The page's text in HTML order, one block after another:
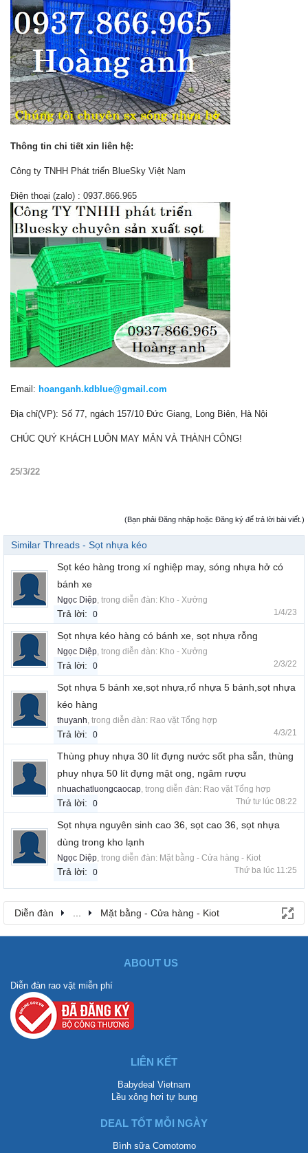
Thông tin chi tiết xin liên hệ:
Công ty TNHH Phát triển BlueSky Việt Nam
Điện thoại (zalo) : 0937.866.965
Email: hoanganh.kdblue@gmail.com
Địa chỉ(VP): Số 77, ngách 157/10 Đức Giang, Long Biên, Hà Nội
CHÚC QUÝ KHÁCH LUÔN MAY MẮN VÀ THÀNH CÔNG!
25/3/22
(Bạn phải Đăng nhập hoặc Đăng ký để trả lời bài viết.)
Similar Threads - Sọt nhựa kéo
Sọt kéo hàng trong xí nghiệp may, sóng nhựa hở có
bánh xe
Ngọc Diệp, trong diễn đàn: Kho - Xưởng
Trả lời: 0 1/4/23
Sọt nhựa kéo hàng có bánh xe, sọt nhựa rỗng
Ngọc Diệp, trong diễn đàn: Kho - Xưởng
Trả lời: 0 2/3/22
Sọt nhựa 5 bánh xe,sọt nhựa,rổ nhựa 5 bánh,sọt nhựa
kéo hàng
thuyanh, trong diễn đàn: Rao vặt Tổng hợp
Trả lời: 0 4/3/21
Thùng phuy nhựa 30 lít đựng nước sốt pha sẵn, thùng
phuy nhựa 50 lít đựng mật ong, ngâm rượu
nhuachatluongcaocap, trong diễn đàn: Rao vặt Tổng hợp
Trả lời: 0 Thứ tư lúc 08:22
Sọt nhựa nguyên sinh cao 36, sọt cao 36, sọt nhựa
dùng trong kho lạnh
Ngọc Diệp, trong diễn đàn: Mặt bằng - Cửa hàng - Kiot
Trả lời: 0 Thứ ba lúc 11:25
Diễn đàn ... Mặt bằng - Cửa hàng - Kiot
ABOUT US
Diễn đàn rao vặt miễn phí
LIÊN KẾT
Babydeal Vietnam
Lều xông hơi tự bung
DEAL TỐT MỖI NGÀY
Bình sữa Comotomo